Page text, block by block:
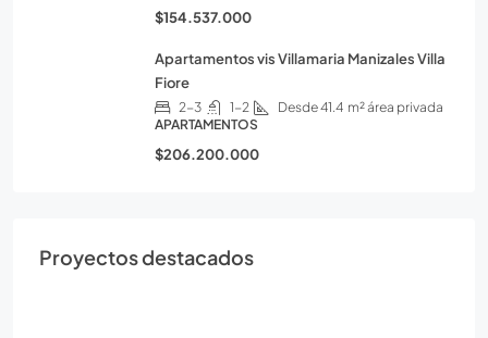
$154.537.000
Apartamentos vis Villamaria Manizales Villa
Fiore
2-3 1-2 Desde 41.4 m² área privada
APARTAMENTOS
$206.200.000
Proyectos destacados